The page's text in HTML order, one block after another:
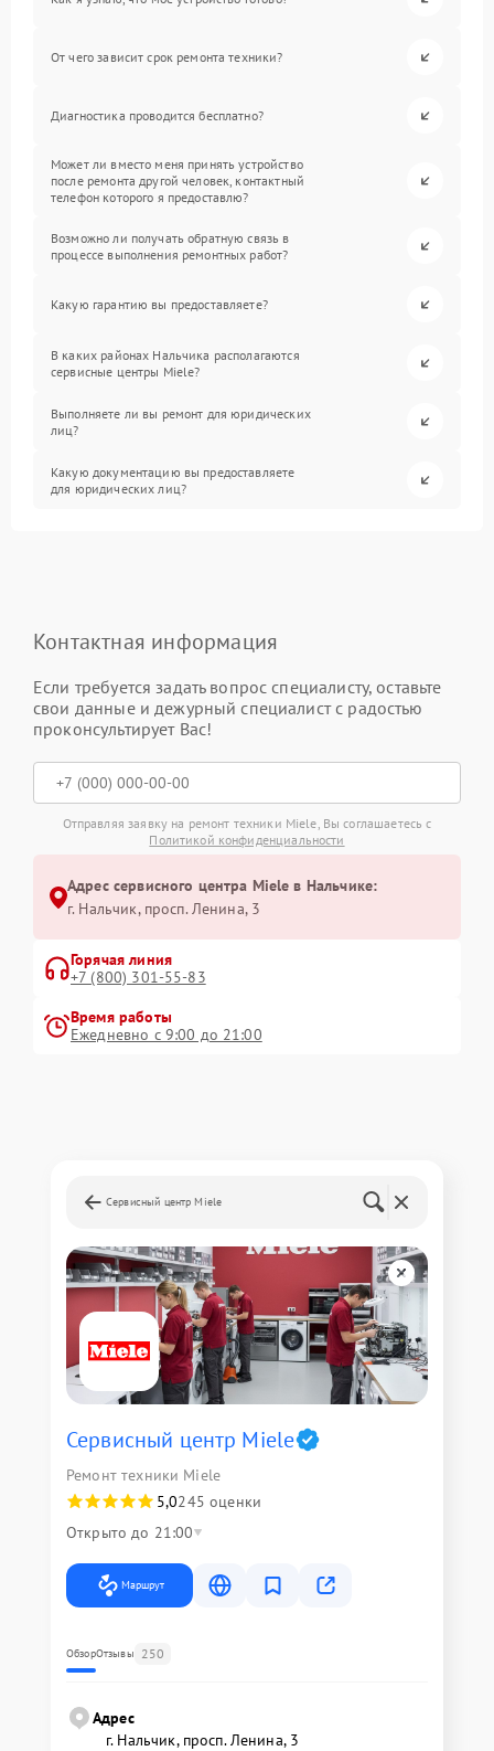
От чего зависит срок ремонта техники?
Диагностика проводится бесплатно?
Может ли вместо меня принять устройство
после ремонта другой человек, контактный
телефон которого я предоставлю?
Возможно ли получать обратную связь в
процессе выполнения ремонтных работ?
Какую гарантию вы предоставляете?
В каких районах Нальчика располагаются
сервисные центры Miele?
Выполняете ли вы ремонт для юридических
лиц?
Какую документацию вы предоставляете
для юридических лиц?
Контактная информация
Если требуется задать вопрос специалисту, оставьте
свои данные и дежурный специалист с радостью
проконсультирует Вас!
Отправляя заявку на ремонт техники Miele, Вы соглашаетесь с
Политикой конфиденциальности
Адрес сервисного центра Miele в Нальчике:
г. Нальчик, просп. Ленина, 3
Горячая линия
+7 (800) 301-55-83
Время работы
Ежедневно с 9:00 до 21:00
Сервисный центр Miele
Сервисный центр Miele
Ремонт техники Miele
5,0245 оценки
Открыто до 21:00
Маршрут
ОбзорОтзывы 250
Адрес
г. Нальчик, просп. Ленина, 3